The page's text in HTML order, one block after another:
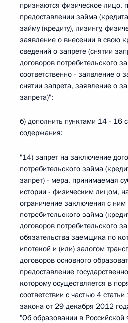
признаются физическое лицо,
предоставлении займа
займу (кредиту), лизингу,
заявление о внесении в свою
сведений о запрете (снятии
договоров потребительского
соответственно - заявление о
снятии запрета, заявление о
запрета)";
б) дополнить пунктами 14 - 16
содержания:
"14) запрет на заключение
потребительского займа
запрет) - мера, принимаемая
истории - физическим лицом,
ограничение заключения с ним
потребительского займа
договоров потребительского
обязательства заемщика по
ипотекой и (или) залогом
договоров основного
предоставление
которому осуществляется в
соответствии с частью 4
закона от 29 декабря 2012
"Об образовании в Российской